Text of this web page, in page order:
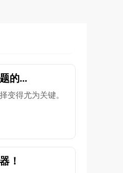
的...
变得尤为关键。
！